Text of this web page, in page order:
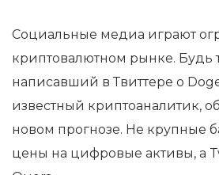
Социальные медиа играют
криптовалютном рынке. Будь
написавший в Твиттере о
известный криптоаналитик,
новом прогнозе. Не крупные
цены на цифровые активы, а